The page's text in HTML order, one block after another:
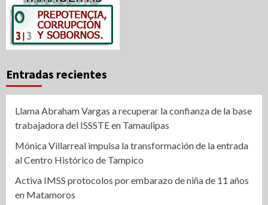
Entradas recientes
Llama Abraham Vargas a recuperar la confianza de la base
trabajadora del ISSSTE en Tamaulipas
Mónica Villarreal impulsa la transformación de la entrada
al Centro Histórico de Tampico
Activa IMSS protocolos por embarazo de niña de 11 años
en Matamoros